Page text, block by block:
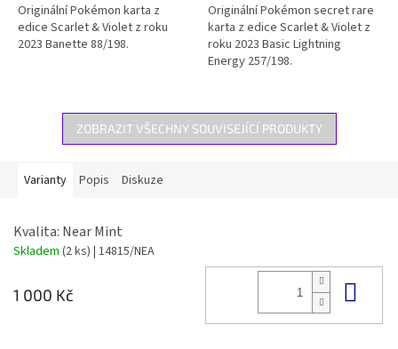
Originální Pokémon karta z
edice Scarlet & Violet z roku
2023 Banette 88/198.
Originální Pokémon secret rare
karta z edice Scarlet & Violet z
roku 2023 Basic Lightning
Energy 257/198.
ZOBRAZIT VŠECHNY SOUVISEJÍCÍ PRODUKTY
Varianty Popis Diskuze
Kvalita: Near Mint
Skladem (2 ks) | 14815/NEA
1 000 Kč